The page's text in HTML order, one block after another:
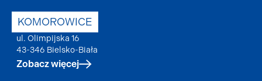
KOMOROWICE
ul. Olimpijska 16
43-346 Bielsko-Biała
Zobacz więcej